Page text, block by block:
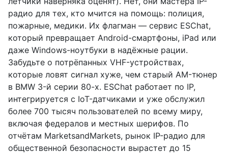
радио для тех, кто мчится на помощь: полиция,
пожарные, медики. Их флагман — сервис ESChat,
который превращает Android-смартфоны, iPad или
даже Windows-ноутбуки в надёжные рации.
Забудьте о потрёпанных VHF-устройствах,
которые ловят сигнал хуже, чем старый AM-тюнер
в BMW 3-й серии 80-х. ESChat работает по IP,
интегрируется с IoT-датчиками и уже обслужил
более 700 тысяч пользователей по всему миру,
включая федералов и местных шерифов. По
отчётам MarketsandMarkets, рынок IP-радио для
общественной безопасности вырастет до 15